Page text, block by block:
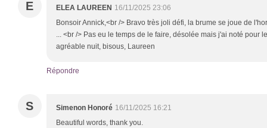
E ELEA LAUREEN 16/11/2025 23:06
Bonsoir Annick,<br /> Bravo très joli défi, la brume se joue de
... <br /> Pas eu le temps de le faire, désolée mais j'ai noté pour
agréable nuit, bisous, Laureen
Répondre
S Simenon Honoré 16/11/2025 16:21
Beautiful words, thank you.